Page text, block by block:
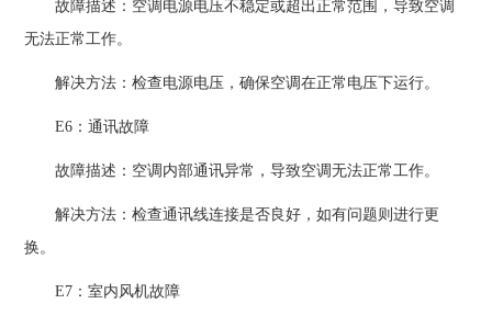
故障描述：空调电源电压不稳定或超出正常范围，导致空调
无法正常工作。
解决方法：检查电源电压，确保空调在正常电压下运行。
E6：通讯故障
故障描述：空调内部通讯异常，导致空调无法正常工作。
解决方法：检查通讯线连接是否良好，如有问题则进行更
换。
E7：室内风机故障